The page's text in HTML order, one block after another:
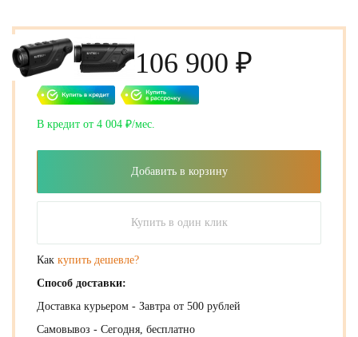
106 900 ₽
В кредит от 4 004 ₽/мес.
Добавить в корзину
Купить в один клик
Как купить дешевле?
Способ доставки:
Доставка курьером - Завтра от 500 рублей
Самовывоз - Сегодня, бесплатно